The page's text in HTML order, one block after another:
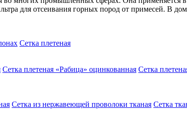
для отсеивания горных пород от примесей. В
Сетка плетеная
Сетка плетеная «Рабица» оцинкованная Сетка
Сетка из нержавеющей проволоки тканая Сетка